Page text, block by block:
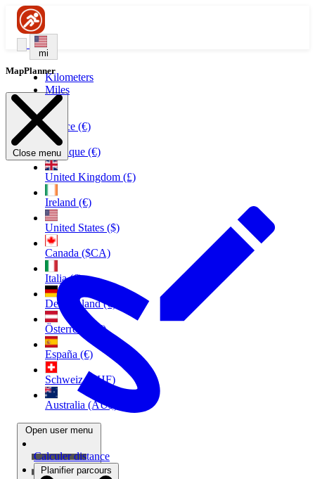
mi
Kilometers
Miles
France (€)
Belgique (€)
United Kingdom (£)
Ireland (€)
United States ($)
Canada ($CA)
Italia (€)
Deutschland (€)
Österreich (€)
España (€)
Schweiz (CHF)
Australia (AU$)
Open user menu
MapPlanner
Close menu
Calculer distance
Planifier parcours